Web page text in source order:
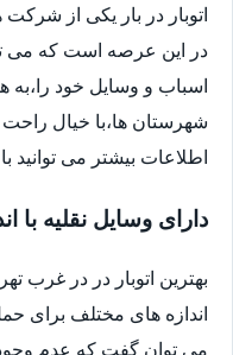
اتوبار در بار یکی از
در این عرصه است که می
اسباب و وسایل خود را،به
شهرستان ها،با خیال
اطلاعات بیشتر می توانید
دارای وسایل نقلیه با
بهترین اتوبار در در غرب
می توان گفت که عدم وجود